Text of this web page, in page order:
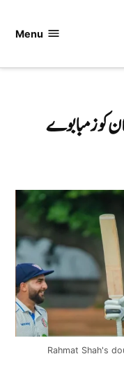
Menu
کو زمبابوے
Rahmat Shah's